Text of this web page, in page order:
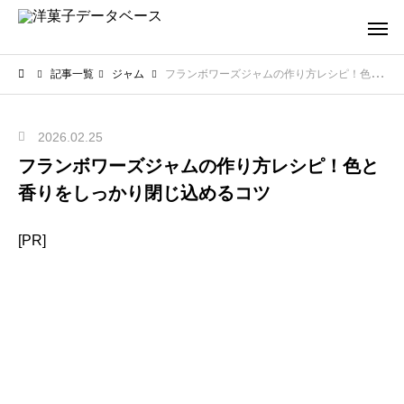
記事一覧 ジャム フランボワーズジャムの作り方レシピ！色と香りをしっかり閉じ込めるコツ
2026.02.25
フランボワーズジャムの作り方レシピ！色と
香りをしっかり閉じ込めるコツ
[PR]